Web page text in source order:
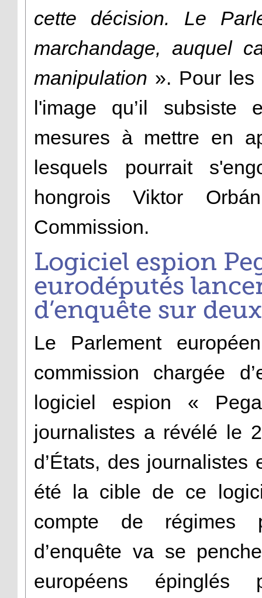
cette décision. Le
marchandage, auquel
manipulation ». Pour les
l'image qu’il subsiste
mesures à mettre en
lesquels pourrait
hongrois Viktor
Commission.
Logiciel espion
eurodéputés
d’enquête sur
Le Parlement
commission chargée
logiciel espion «
journalistes a révélé le
d’États, des
été la cible de ce
compte de régimes
d’enquête va se
européens